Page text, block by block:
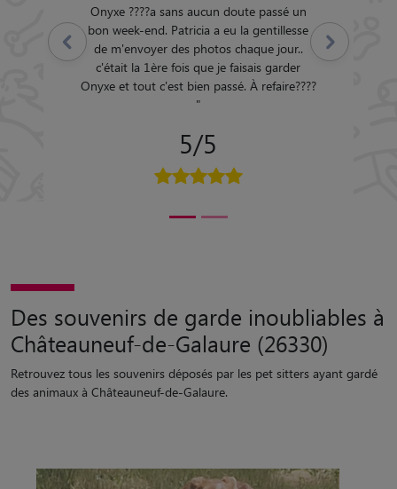
Onyxe ????a sans aucun doute passé un
bon week-end. Patricia a eu la gentillesse
de m'envoyer des photos chaque jour..
c'était la 1ère fois que je faisais garder
Onyxe et tout c'est bien passé. À refaire????
"
5/5
Précédent Suivant
Des souvenirs de garde inoubliables à
Châteauneuf-de-Galaure (26330)
Retrouvez tous les souvenirs déposés par les pet sitters ayant gardé
des animaux à Châteauneuf-de-Galaure.